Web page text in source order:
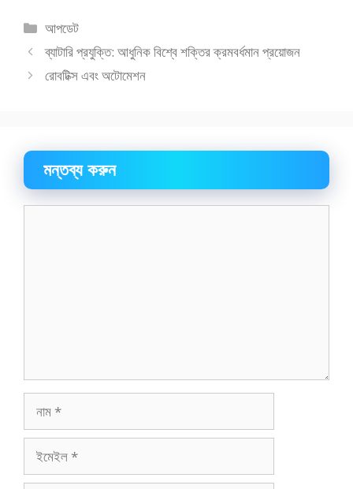
e
b
o
d
o
l e
বিভাগ
সমূহ
আপডেট
ব্যাটারি প্রযুক্তি: আধুনিক বিশ্বে শক্তির ক্রমবর্ধমান প্রয়োজন
রোবটিক্স এবং অটোমেশন
মন্তব্য করুন
ইমেইল